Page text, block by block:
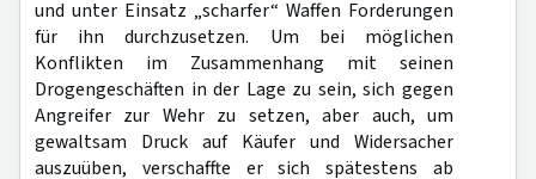
und unter Einsatz „scharfer“ Waffen Forderungen
für ihn durchzusetzen. Um bei möglichen
Konflikten im Zusammenhang mit seinen
Drogengeschäften in der Lage zu sein, sich gegen
Angreifer zur Wehr zu setzen, aber auch, um
gewaltsam Druck auf Käufer und Widersacher
auszuüben, verschaffte er sich spätestens ab